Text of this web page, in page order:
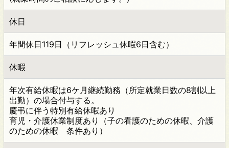
休日
年間休日119日（リフレッシュ休暇6日含む）
休暇
年次有給休暇は6ケ月継続勤務（所定就業日数の8割以上
出勤）の場合付与する。
慶弔に伴う特別有給休暇あり
育児・介護休業制度あり（子の看護のための休暇、介護
のための休暇 条件あり）